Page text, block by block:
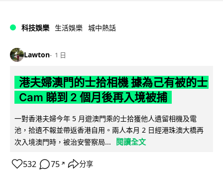
科技娛樂 生活娛樂 城中熱話
Lawton 1 日
港夫婦澳門的士拾相機 據為己有被的士
Cam 睇到 2 個月後再入境被捕
一對香港夫婦今年 5 月遊澳門乘的士拾獲他人遺留相機及電
池，拾遺不報並帶返香港自用。兩人本月 2 日經港珠澳大橋再
次入境澳門時，被治安警察局...
閱讀全文
532 75 ↗ 分享